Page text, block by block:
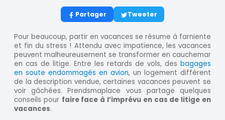
Partager Tweeter
Pour beaucoup, partir en vacances se résume à farniente
et fin du stress ! Attendu avec impatience, les vacances
peuvent malheureusement se transformer en cauchemar
en cas de litige. Entre les retards de vols, des bagages
en soute endommagés en avion, un logement différent
de la description vendue, certaines vacances peuvent se
voir gâchées. Prendsmaplace vous partage quelques
conseils pour faire face à l’imprévu en cas de litige en
vacances.